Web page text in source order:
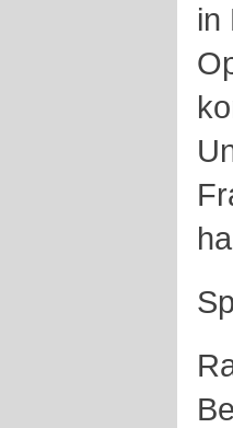
in